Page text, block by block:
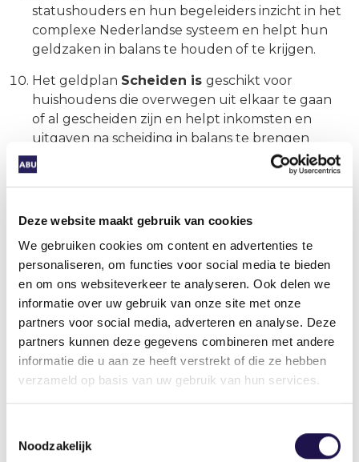
Deze website maakt gebruik van cookies
We gebruiken cookies om content en advertenties te
personaliseren, om functies voor social media te bieden
en om ons websiteverkeer te analyseren. Ook delen we
informatie over uw gebruik van onze site met onze
partners voor social media, adverteren en analyse. Deze
partners kunnen deze gegevens combineren met andere
informatie die u aan ze heeft verstrekt of die ze hebben
verzameld op basis van uw gebruik van hun services.
Noodzakelijk
statushouders en hun begeleiders inzicht in het
complexe Nederlandse systeem en helpt hun
geldzaken in balans te houden of te krijgen.
Het geldplan Scheiden is geschikt voor
huishoudens die overwegen uit elkaar te gaan
of al gescheiden zijn en helpt inkomsten en
uitgaven na scheiding in balans te brengen
Het geldplan
bereidt mensen op
een laagdrempelige, eenvoudige manier voor op
Het geldplanBijna pensioen
biedt werknemers
overzicht in de keuzes die ze hebben in hun
gewenst moment van pensionering.
Waar dat nodig is, wordt in de geldplannen
verwezen naar hulpverlenende instanties. De
geldplannen zijn in meer dan 120 gemeenten
beschikbaar via de website van de gemeente.
Ook hebben we het eerder al uitgebreid gehad
door Doorzaam aangeboden. Het kan helpen om